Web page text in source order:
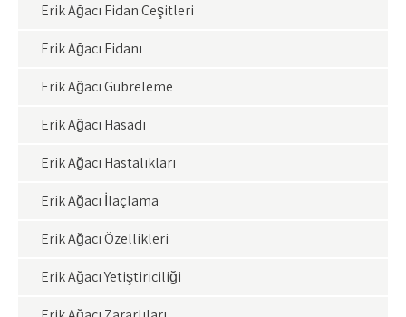
Erik Ağacı Fidan Çeşitleri
Erik Ağacı Fidanı
Erik Ağacı Gübreleme
Erik Ağacı Hasadı
Erik Ağacı Hastalıkları
Erik Ağacı İlaçlama
Erik Ağacı Özellikleri
Erik Ağacı Yetiştiriciliği